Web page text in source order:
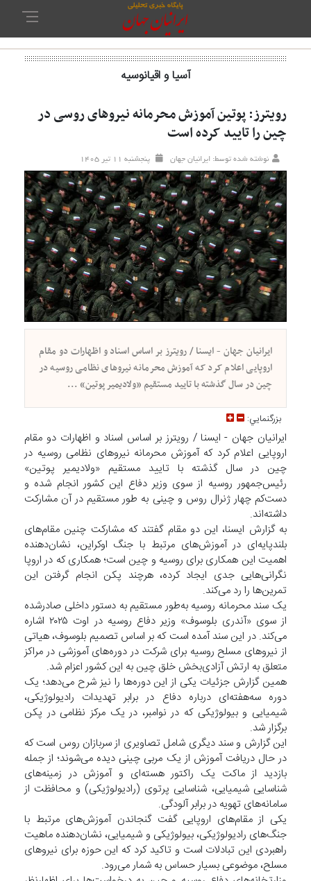
آسیا و اقیانوسیه
رویترز: پوتین آموزش محرمانه نیروهای روسی در
چین را تایید کرده است
نوشته شده توسط: ایرانیان جهان پنجشنبه ۱۱ تير ۱۴۰۵
ایرانیان جهان - ایسنا / رویترز بر اساس اسناد و اظهارات دو مقام
اروپایی اعلام کرد که آموزش محرمانه نیروهای نظامی روسیه در
چین در سال گذشته با تایید مستقیم «ولادیمیر پوتین» ...
بزرگنمايي:
ایرانیان جهان - ایسنا / رویترز بر اساس اسناد و اظهارات دو مقام
اروپایی اعلام کرد که آموزش محرمانه نیروهای نظامی روسیه در
چین در سال گذشته با تایید مستقیم «ولادیمیر پوتین»
رئیس‌جمهور روسیه از سوی وزیر دفاع این کشور انجام شده و
دست‌کم چهار ژنرال روس و چینی به طور مستقیم در آن مشارکت
داشته‌اند.
به گزارش ایسنا، این دو مقام گفتند که مشارکت چنین مقام‌های
بلندپایه‌ای در آموزش‌های مرتبط با جنگ اوکراین، نشان‌دهنده
اهمیت این همکاری برای روسیه و چین است؛ همکاری که در اروپا
نگرانی‌هایی جدی ایجاد کرده، هرچند پکن انجام گرفتن این
تمرین‌ها را رد می‌کند.
یک سند محرمانه روسیه به‌طور مستقیم به دستور داخلی صادرشده
از سوی «آندری بلوسوف» وزیر دفاع روسیه در اوت ۲۰۲۵ اشاره
می‌کند. در این سند آمده است که بر اساس تصمیم بلوسوف، هیاتی
از نیروهای مسلح روسیه برای شرکت در دوره‌های آموزشی در مراکز
متعلق به ارتش آزادی‌بخش خلق چین به این کشور اعزام شد.
همین گزارش جزئیات یکی از این دوره‌ها را نیز شرح می‌دهد؛ یک
دوره سه‌هفته‌ای درباره دفاع در برابر تهدیدات رادیولوژیکی،
شیمیایی و بیولوژیکی که در نوامبر، در یک مرکز نظامی در پکن
برگزار شد.
این گزارش و سند دیگری شامل تصاویری از سربازان روس است که
در حال دریافت آموزش از یک مربی چینی دیده می‌شوند؛ از جمله
بازدید از ماکت یک راکتور هسته‌ای و آموزش در زمینه‌های
شناسایی شیمیایی، شناسایی پرتوی (رادیولوژیکی) و محافظت از
سامانه‌های تهویه در برابر آلودگی.
یکی از مقام‌های اروپایی گفت گنجاندن آموزش‌های مرتبط با
جنگ‌های رادیولوژیکی، بیولوژیکی و شیمیایی، نشان‌دهنده ماهیت
راهبردی این تبادلات است و تاکید کرد که این حوزه برای نیروهای
مسلح، موضوعی بسیار حساس به شمار می‌رود.